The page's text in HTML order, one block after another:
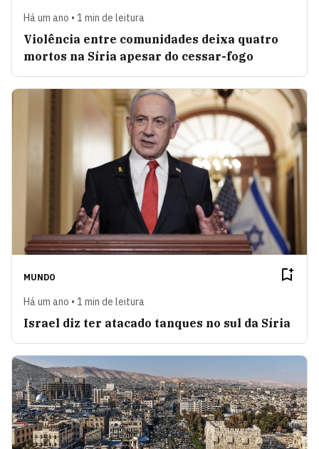
Há um ano • 1 min de leitura
Violência entre comunidades deixa quatro
mortos na Síria apesar do cessar-fogo
MUNDO
Há um ano • 1 min de leitura
Israel diz ter atacado tanques no sul da Síria